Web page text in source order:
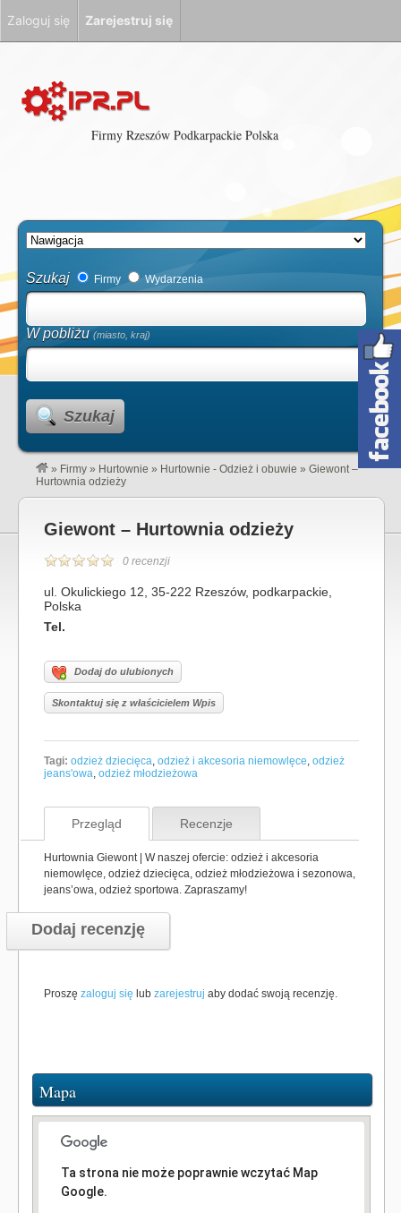
Firmy Rzeszów Podkarpackie Polska
Szukaj Firmy Wydarzenia
W pobliżu (miasto, kraj)
Szukaj
» Firmy » Hurtownie » Hurtownie - Odzież i obuwie » Giewont –
Hurtownia odzieży
Giewont – Hurtownia odzieży
0 recenzji
ul. Okulickiego 12, 35-222 Rzeszów, podkarpackie,
Polska
Tel.
Dodaj do ulubionych
Skontaktuj się z właścicielem Wpis
Tagi: odzież dziecięca, odzież i akcesoria niemowlęce, odzież
jeans'owa, odzież młodzieżowa
Przegląd Recenzje
Hurtownia Giewont | W naszej ofercie: odzież i akcesoria
niemowlęce, odzież dziecięca, odzież młodzieżowa i sezonowa,
jeans’owa, odzież sportowa. Zapraszamy!
Dodaj recenzję
Proszę zaloguj się lub zarejestruj aby dodać swoją recenzję.
Mapa
Ta strona nie może poprawnie wczytać Map
Google.
Zaloguj się Zarejestruj się